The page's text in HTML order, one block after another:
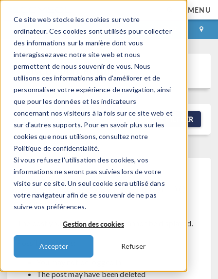
Ce site web stocke les cookies sur votre
ordinateur. Ces cookies sont utilisés pour collecter
des informations sur la manière dont vous
interagissez avec notre site web et nous
permettent de nous souvenir de vous. Nous
utilisons ces informations afin d'améliorer et de
personnaliser votre expérience de navigation, ainsi
que pour les données et les indicateurs
concernant nos visiteurs à la fois sur ce site web et
sur d'autres supports. Pour en savoir plus sur les
cookies que nous utilisons, consultez notre
Politique de confidentialité.
Si vous refusez l'utilisation des cookies, vos
informations ne seront pas suivies lors de votre
visite sur ce site. Un seul cookie sera utilisé dans
votre navigateur afin de se souvenir de ne pas
suivre vos préférences.
Gestion des cookies
Accepter Refuser
MENU
CONNEXION CONTACT
Discussion Forum
FILTRER
This forum post cannot be
viewed
The post you are trying to view cannot be displayed.
Possible reasons:
The post may have been deleted